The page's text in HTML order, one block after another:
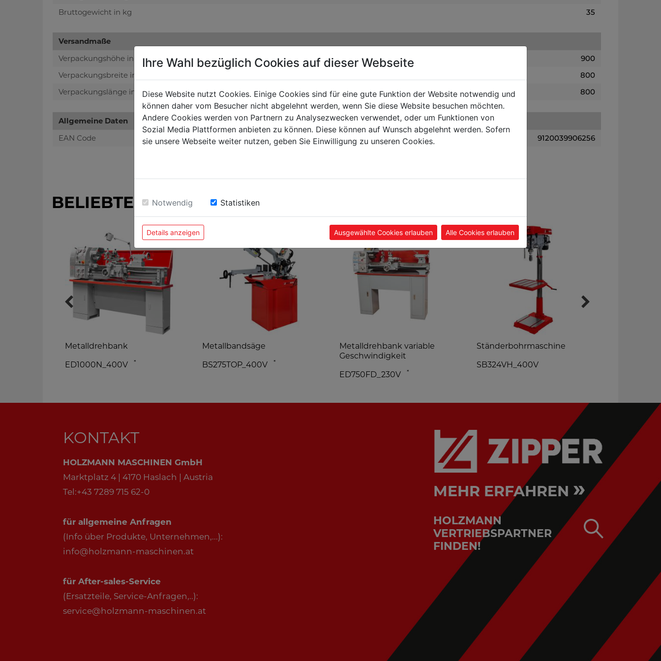
Bruttogewicht in kg
35
Versandmaße
Verpackungshöhe in mm
900
Verpackungsbreite in mm
800
Verpackungslänge in mm
800
Allgemeine Daten
EAN Code
9120039906256
BELIEBTE PRODUKTE
Metalldrehbank
ED1000N_400V
*
Metallbandsäge
BS275TOP_400V
*
Metalldrehbank variable
Geschwindigkeit
ED750FD_230V
*
Ständerbohrmaschine
SB324VH_400V
KONTAKT
HOLZMANN MASCHINEN GmbH
Marktplatz 4 | 4170 Haslach | Austria
Tel:+43 7289 715 62-0
für allgemeine Anfragen
(Info über Produkte, Unternehmen,...):
info@holzmann-maschinen.at
für After-sales-Service
(Ersatzteile, Service-Anfragen,..):
service@holzmann-maschinen.at
MEHR ERFAHREN »
HOLZMANN
VERTRIEBSPARTNER
FINDEN!
Ihre Wahl bezüglich Cookies auf dieser Webseite
Diese Website nutzt Cookies. Einige Cookies sind für eine gute Funktion der Website notwendig und
können daher vom Besucher nicht abgelehnt werden, wenn Sie diese Website besuchen möchten.
Andere Cookies werden von Partnern zu Analysezwecken verwendet, oder um Funktionen von
Sozial Media Plattformen anbieten zu können. Diese können auf Wunsch abgelehnt werden. Sofern
sie unsere Webseite weiter nutzen, geben Sie Einwilligung zu unseren Cookies.
Notwendig Statistiken
Details anzeigen Ausgewählte Cookies erlauben Alle Cookies erlauben